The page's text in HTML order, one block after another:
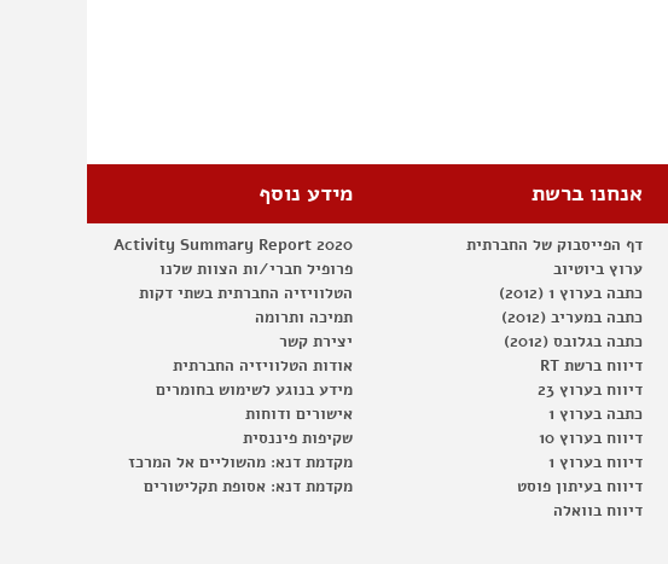
אנחנו ברשת
דף הפייסבוק של החברתית
ערוץ ביוטיוב
כתבה בערוץ 1 (2012)
כתבה במעריב (2012)
כתבה בגלובס (2012)
דיווח ברשת RT
דיווח בערוץ 23
כתבה בערוץ 1
דיווח בערוץ 10
דיווח בערוץ 1
דיווח בעיתון פוסט
דיווח בוואלה
מידע נוסף
Activity Summary Report 2020
פרופיל חברי/ות הצוות שלנו
הטלוויזיה החברתית בשתי דקות
תמיכה ותרומה
יצירת קשר
אודות הטלוויזיה החברתית
מידע בנוגע לשימוש בחומרים
אישורים ודוחות
שקיפות פיננסית
מקדמת דנא: מהשוליים אל המרכז
מקדמת דנא: אסופת תקליטורים